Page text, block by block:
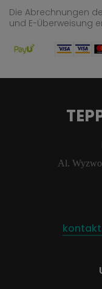
Die Abrechnungen
und E-Überweisung
Al.